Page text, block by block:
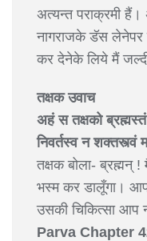
अत्यन्त पराक्रमी
नागराजके डॅस लेनेपर
कर देनेके लिये मैं
तक्षक उवाच
अहं स तक्षको ब्रह्मस्तं
निवर्तस्व न शक्तस्त्वं
तक्षक बोला- ब्रह्मन्
भस्म कर डालूँगा।
उसकी चिकित्सा
Parva Chapter